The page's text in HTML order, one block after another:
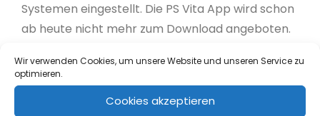
Wir verwenden Cookies, um unsere Website und unseren Service zu
optimieren.
Cookies akzeptieren
Systemen eingestellt. Die PS Vita App wird schon
ab heute nicht mehr zum Download angeboten.
In January 2016* Sony Computer
Entertainment Inc. will terminate support for
the Facebook features integrated within the